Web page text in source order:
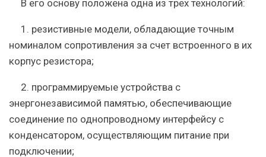
В его основу положена одна из трех технологий:
1. резистивные модели, обладающие точным
номиналом сопротивления за счет встроенного в их
корпус резистора;
2. программируемые устройства с
энергонезависимой памятью, обеспечивающие
соединение по однопроводному интерфейсу с
конденсатором, осуществляющим питание при
подключении;